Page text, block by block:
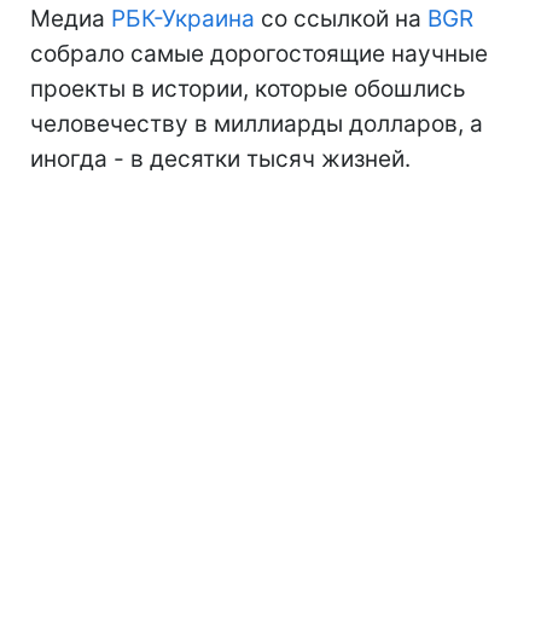
Медиа РБК-Украина со ссылкой на BGR
собрало самые дорогостоящие научные
проекты в истории, которые обошлись
человечеству в миллиарды долларов, а
иногда - в десятки тысяч жизней.